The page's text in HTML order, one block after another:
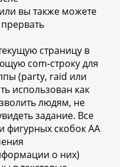
вы также можете
страницу в
com-строку для
(party, raid или
использован как
людям, не
задание. Все
фигурных скобок AA
о них)